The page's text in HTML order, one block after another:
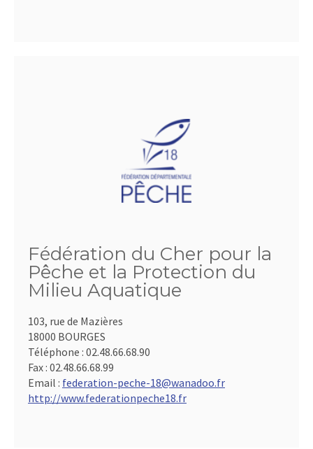
Fédération du Cher pour la
Pêche et la Protection du
Milieu Aquatique
103, rue de Mazières
18000 BOURGES
Téléphone : 02.48.66.68.90
Fax : 02.48.66.68.99
Email : federation-peche-18@wanadoo.fr
http://www.federationpeche18.fr